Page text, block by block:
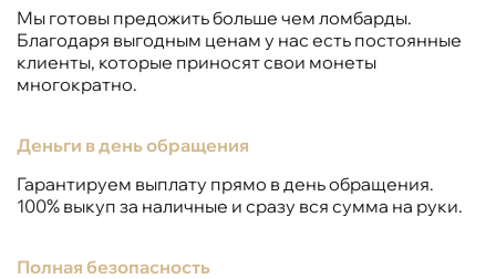
Мы готовы предожить больше чем ломбарды.
Благодаря выгодным ценам у нас есть постоянные
клиенты, которые приносят свои монеты
многократно.
Деньги в день обращения
Гарантируем выплату прямо в день обращения.
100% выкуп за наличные и сразу вся сумма на руки.
Полная безопасность